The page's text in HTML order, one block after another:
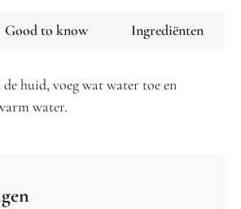
Good to know Ingrediënten
de huid, voeg wat water toe en
water.